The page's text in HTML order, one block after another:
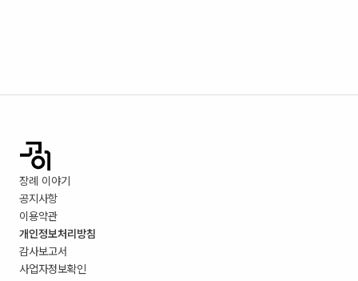
장례 이야기
공지사항
이용약관
개인정보처리방침
감사보고서
사업자정보확인